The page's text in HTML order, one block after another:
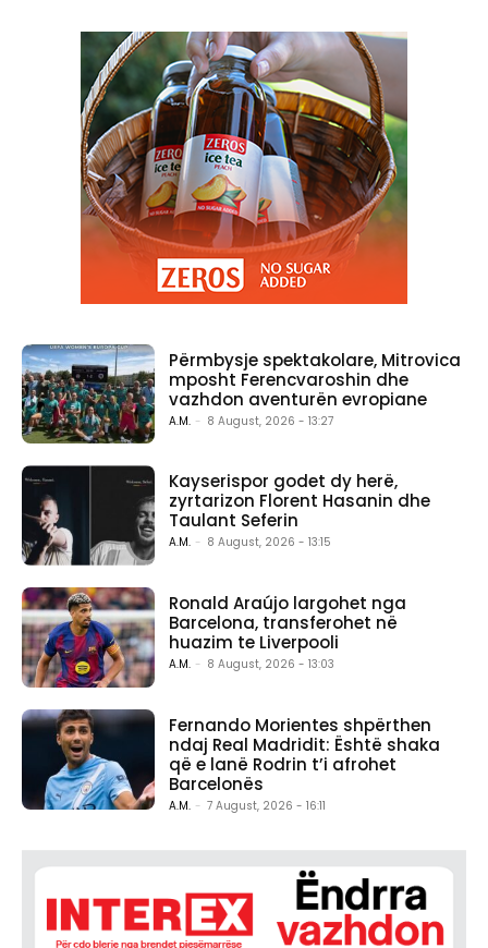
Përmbysje spektakolare, Mitrovica
mposht Ferencvaroshin dhe
vazhdon aventurën evropiane
A.M. - 8 August, 2026 - 13:27
Kayserispor godet dy herë,
zyrtarizon Florent Hasanin dhe
Taulant Seferin
A.M. - 8 August, 2026 - 13:15
Ronald Araújo largohet nga
Barcelona, transferohet në
huazim te Liverpooli
A.M. - 8 August, 2026 - 13:03
Fernando Morientes shpërthen
ndaj Real Madridit: Është shaka
që e lanë Rodrin t’i afrohet
Barcelonës
A.M. - 7 August, 2026 - 16:11